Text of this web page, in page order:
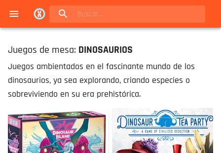
Juegos de mesa: DINOSAURIOS
Juegos ambientados en el fascinante mundo de los
dinosaurios, ya sea explorando, criando especies o
sobreviviendo en su era prehistórica.
Navigated to Juegos de mesa en Buenos Aires | Conexión Berlín - Catálogo